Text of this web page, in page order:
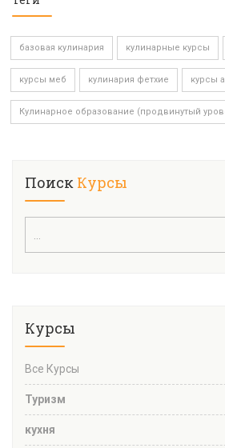
базовая кулинария кулинарные курсы
курсы меб кулинария фетхие курсы
Кулинарное образование (продвинутый
Поиск Курсы
Курсы
Все Курсы
Туризм
кухня